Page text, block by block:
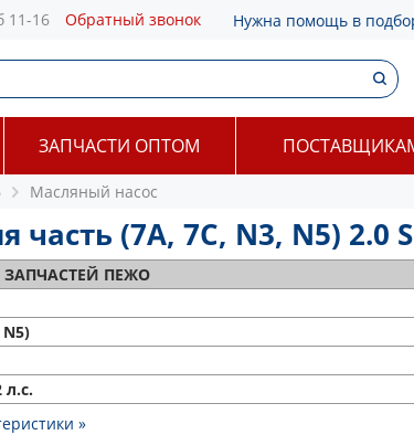
11-16 Обратный звонок Нужна помощь в
ЗАПЧАСТИ ОПТОМ
Масляный насос
(7A, 7C, N3, N5) 2.0
ЗАПЧАСТЕЙ ПЕЖО
л.с.
»